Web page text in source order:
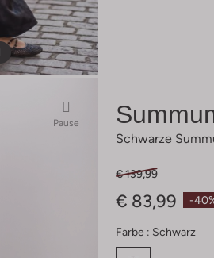
Pause
Schwarze
-
€ 139,99
€ 83,99
Farbe : Schwarz